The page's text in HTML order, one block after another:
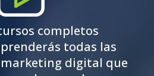
completos
todas las
digital que